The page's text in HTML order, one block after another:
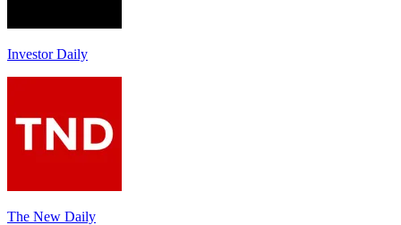
Investor Daily
The New Daily